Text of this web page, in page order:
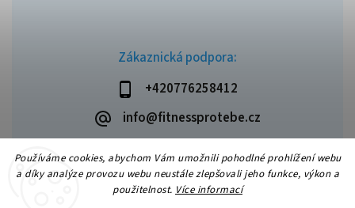
Používáme cookies, abychom Vám umožnili pohodlné prohlížení webu
a díky analýze provozu webu neustále zlepšovali jeho funkce, výkon a
použitelnost. Více informací
Zákaznická podpora:
+420776258412
info@fitnessprotebe.cz
Copyright 2026Fitnessprotebe.cz. Všechna práva vyhrazena.